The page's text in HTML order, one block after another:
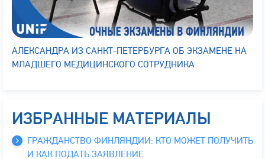
АЛЕКСАНДРА ИЗ САНКТ-ПЕТЕРБУРГА ОБ ЭКЗАМЕНЕ НА
МЛАДШЕГО МЕДИЦИНСКОГО СОТРУДНИКА
ИЗБРАННЫЕ МАТЕРИАЛЫ
ГРАЖДАНСТВО ФИНЛЯНДИИ: КТО МОЖЕТ ПОЛУЧИТЬ
И КАК ПОДАТЬ ЗАЯВЛЕНИЕ